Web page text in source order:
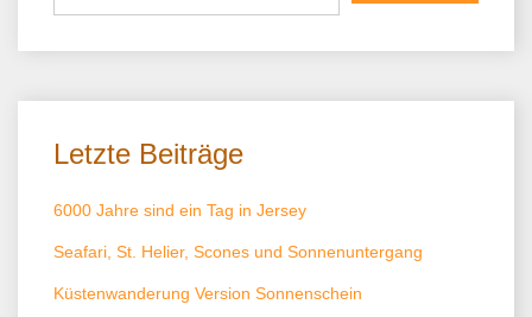
Letzte Beiträge
6000 Jahre sind ein Tag in Jersey
Seafari, St. Helier, Scones und Sonnenuntergang
Küstenwanderung Version Sonnenschein